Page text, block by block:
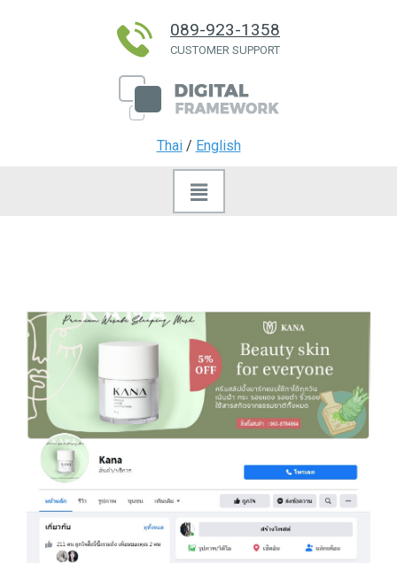
089-923-1358
CUSTOMER SUPPORT
Thai/ English